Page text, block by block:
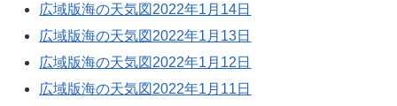
広域版海の天気図2022年1月14日
広域版海の天気図2022年1月13日
広域版海の天気図2022年1月12日
広域版海の天気図2022年1月11日